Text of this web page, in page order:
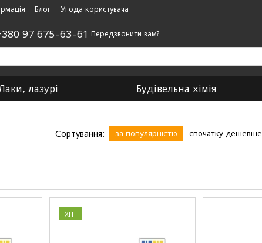
Блог Угода користувача
97 675-63-61 Передзвонити вам?
лазурі Будівельна хімія
Сортування: за популярністю спочатку дешевше
ХІТ